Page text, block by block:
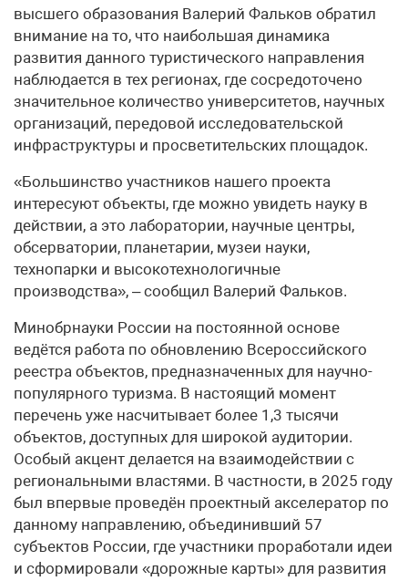
высшего образования Валерий Фальков обратил
внимание на то, что наибольшая динамика
развития данного туристического направления
наблюдается в тех регионах, где сосредоточено
значительное количество университетов, научных
организаций, передовой исследовательской
инфраструктуры и просветительских площадок.
«Большинство участников нашего проекта
интересуют объекты, где можно увидеть науку в
действии, а это лаборатории, научные центры,
обсерватории, планетарии, музеи науки,
технопарки и высокотехнологичные
производства», – сообщил Валерий Фальков.
Минобрнауки России на постоянной основе
ведётся работа по обновлению Всероссийского
реестра объектов, предназначенных для научно-
популярного туризма. В настоящий момент
перечень уже насчитывает более 1,3 тысячи
объектов, доступных для широкой аудитории.
Особый акцент делается на взаимодействии с
региональными властями. В частности, в 2025 году
был впервые проведён проектный акселератор по
данному направлению, объединивший 57
субъектов России, где участники проработали идеи
и сформировали «дорожные карты» для развития